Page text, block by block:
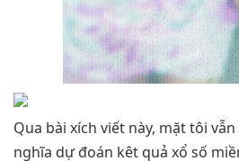
Qua bài xích viết này, mặt tôi
nghĩa dự đoán kêt quả xổ số